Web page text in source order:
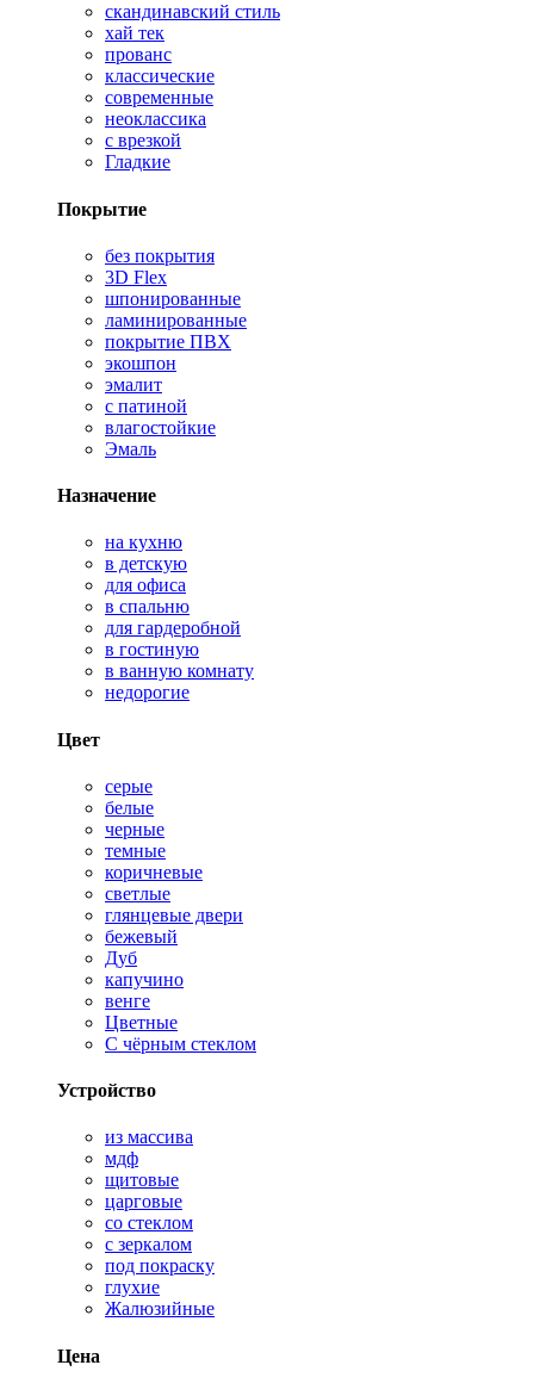
скандинавский стиль
хай тек
прованс
классические
современные
неоклассика
с врезкой
Гладкие
Покрытие
без покрытия
3D Flex
шпонированные
ламинированные
покрытие ПВХ
экошпон
эмалит
с патиной
влагостойкие
Эмаль
Назначение
на кухню
в детскую
для офиса
в спальню
для гардеробной
в гостиную
в ванную комнату
недорогие
Цвет
серые
белые
черные
темные
коричневые
светлые
глянцевые двери
бежевый
Дуб
капучино
венге
Цветные
С чёрным стеклом
Устройство
из массива
мдф
щитовые
царговые
со стеклом
с зеркалом
под покраску
глухие
Жалюзийные
Цена